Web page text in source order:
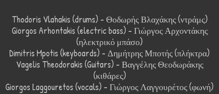
Thodoris Vlahakis (drums) - Θοδωρής Βλαχάκης (ντράμς)
Giorgos Arhontakis (electric bass) - Γιώργος Αρχοντάκης
(ηλεκτρικό μπάσο)
Dimitris Mpotis (keyboards) - Δημήτρης Μποτής (πλήκτρα)
Vagelis Theodorakis (Guitars) - Βαγγέλης Θεοδωράκης
(κιθάρες)
Giorgos Laggouretos (vocals) - Γιώργος Λαγγουρέτος (φωνή)